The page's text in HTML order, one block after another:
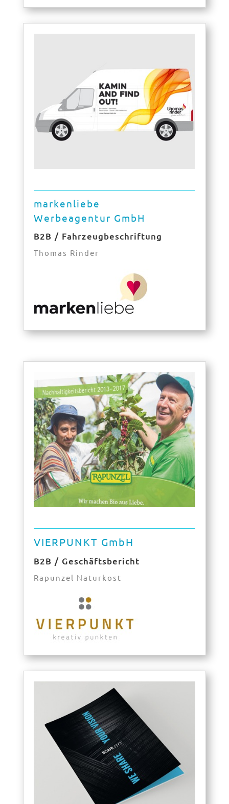
markenliebe
Werbeagentur GmbH
B2B / Fahrzeugbeschriftung
Thomas Rinder
VIERPUNKT GmbH
B2B / Geschäftsbericht
Rapunzel Naturkost